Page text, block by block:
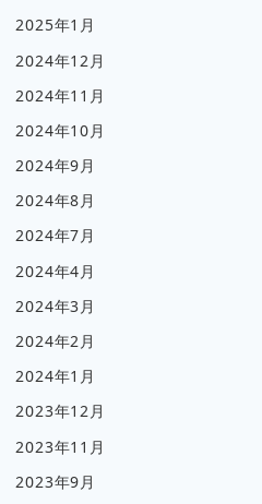
2025年1月
2024年12月
2024年11月
2024年10月
2024年9月
2024年8月
2024年7月
2024年4月
2024年3月
2024年2月
2024年1月
2023年12月
2023年11月
2023年9月